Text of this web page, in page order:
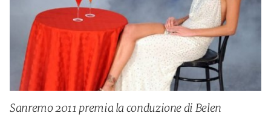
Sanremo 2011 premia la conduzione di Belen